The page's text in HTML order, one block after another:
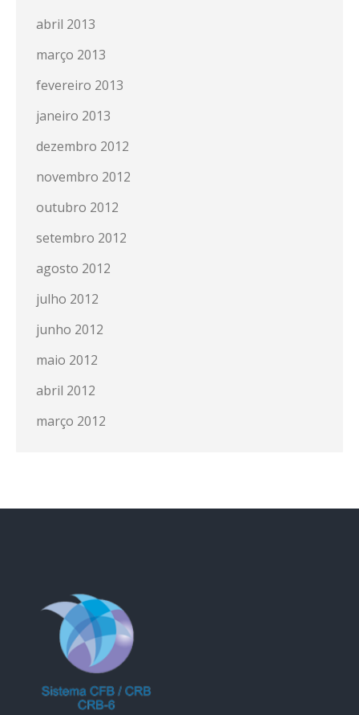
abril 2013
março 2013
fevereiro 2013
janeiro 2013
dezembro 2012
novembro 2012
outubro 2012
setembro 2012
agosto 2012
julho 2012
junho 2012
maio 2012
abril 2012
março 2012